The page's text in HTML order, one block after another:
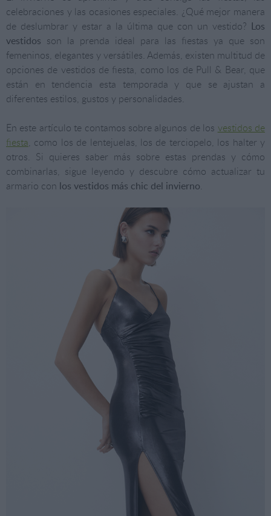
celebraciones y las ocasiones especiales. ¿Qué mejor manera
de deslumbrar y estar a la última que con un vestido? Los
vestidos son la prenda ideal para las fiestas ya que son
femeninos, elegantes y versátiles. Además, existen multitud de
opciones de vestidos de fiesta, como los de Pull & Bear, que
están en tendencia esta temporada y que se ajustan a
diferentes estilos, gustos y personalidades.
En este artículo te contamos sobre algunos de los vestidos de
fiesta, como los de lentejuelas, los de terciopelo, los halter y
otros. Si quieres saber más sobre estas prendas y cómo
combinarlas, sigue leyendo y descubre cómo actualizar tu
armario con los vestidos más chic del invierno.